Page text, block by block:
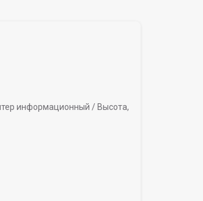
информационный / Высота,